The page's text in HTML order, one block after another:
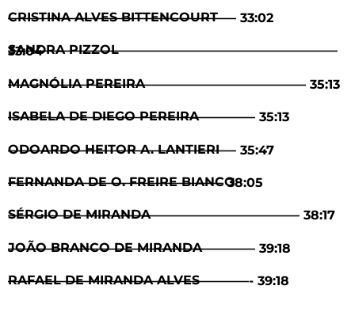
CRISTINA ALVES BITTENCOURT —————————————————— 33:02
SANDRA PIZZOL —————————————————————————— 33:04
MAGNÓLIA PEREIRA ———————————————————————– 35:13
ISABELA DE DIEGO PEREIRA ———————————————————– 35:13
ODOARDO HEITOR A. LANTIERI —————————————————— 35:47
FERNANDA DE O. FREIRE BIANCO ————————————————— 38:05
SÉRGIO DE MIRANDA ——————————————————————— 38:17
JOÃO BRANCO DE MIRANDA ———————————————————– 39:18
RAFAEL DE MIRANDA ALVES ———————————————————- 39:18